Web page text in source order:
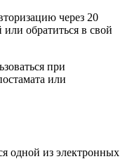
через 20
или обратиться в свой
при
или
одной из электронных